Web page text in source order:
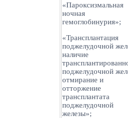
«Пароксизмальная
ночная
гемоглобинурия»;
«Трансплантация
поджелудочной
наличие
поджелудочной
отмирание и
отторжение
трансплантата
поджелудочной
железы»;